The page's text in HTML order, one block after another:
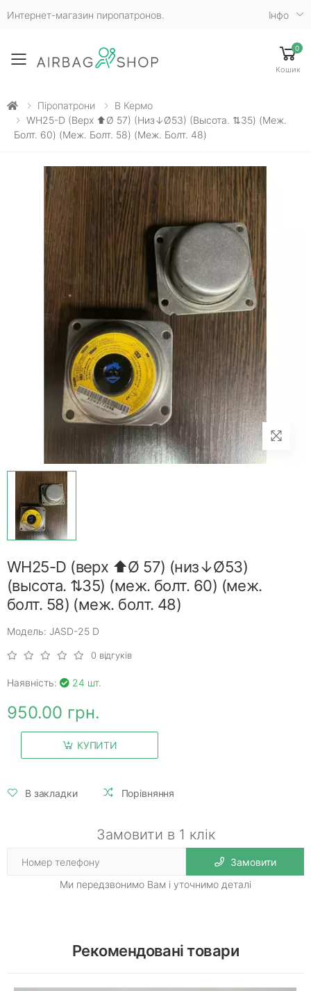
Интернет-магазин пиропатронов. Iнфо
Toggle mobile menu
0
Кошик
Піропатрони
В Кермо
WH25-D (верх ⬆Ø 57) (низ↓Ø53) (высота. ⇅35) (меж.
Болт. 60) (меж. Болт. 58) (меж. Болт. 48)
WH25-D (верх ⬆Ø 57) (низ↓Ø53)
(высота. ⇅35) (меж. болт. 60) (меж.
болт. 58) (меж. болт. 48)
Модель: JASD-25 D
0 відгуків
Наявність: 24 шт.
950.00 грн.
КУПИТИ
В закладки Порівняння
Замовити в 1 клік
Замовити
Ми передзвонимо Вам і уточнимо деталі
Рекомендовані товари